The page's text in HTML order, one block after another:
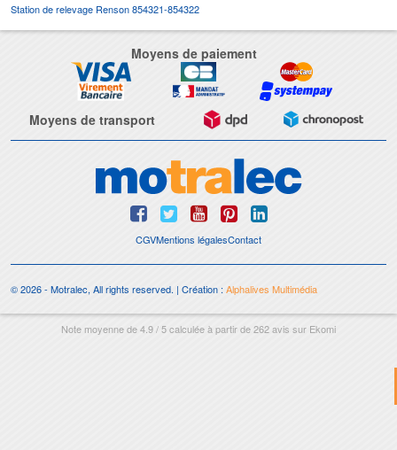
Station de relevage Renson 854321-854322
Moyens de paiement
Moyens de transport
CGVMentions légalesContact
© 2026 - Motralec, All rights reserved. | Création : Alphalives Multimédia
Note moyenne de4.9/5calculée à partir de262avis sur Ekomi